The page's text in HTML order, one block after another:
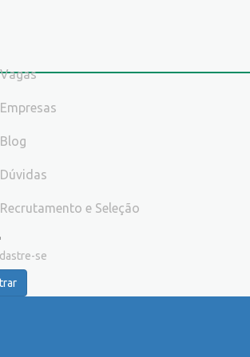
Vagas
Empresas
Blog
Dúvidas
Recrutamento e Seleção
se